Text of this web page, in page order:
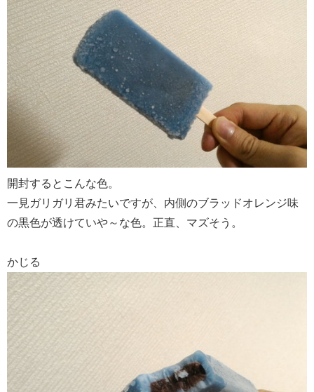
開封するとこんな色。
一見ガリガリ君みたいですが、内側のブラッドオレンジ味
の黒色が透けていや～な色。正直、マズそう。
かじる